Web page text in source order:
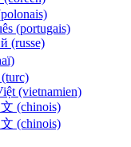
(portugais)
(russe)
(vietnamien)
(chinois)
(chinois)